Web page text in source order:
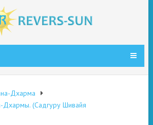
Дхарма
Дхармы. (Садгуру Шивайя